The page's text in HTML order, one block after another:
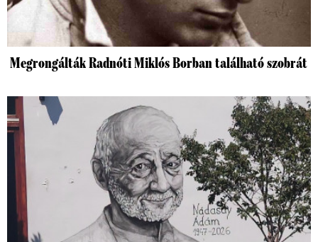
Megrongálták Radnóti Miklós Borban található szobrát